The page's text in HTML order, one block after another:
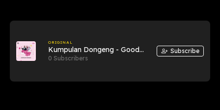
ORIGINAL
Kumpulan Dongeng - Good
Morning Kids
0 Subscribers
Subscribe